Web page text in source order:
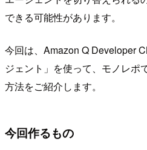
できる可能性があります。
今回は、Amazon Q Developer
ジェント」を使って、モノレポ
方法をご紹介します。
今回作るもの